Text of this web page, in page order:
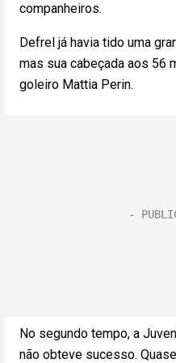
companheiros.
Defrel já havia tido uma
mas sua cabeçada aos 56
goleiro Mattia Perin.
No segundo tempo, a
não obteve sucesso.